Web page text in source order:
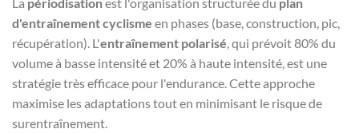
La périodisationest l'organisation structurée du plan
d'entraînement cyclisme en phases (base, construction, pic,
récupération). L'entraînement polarisé, qui prévoit 80% du
volume à basse intensité et 20% à haute intensité, est une
stratégie très efficace pour l'endurance. Cette approche
maximise les adaptations tout en minimisant le risque de
surentraînement.